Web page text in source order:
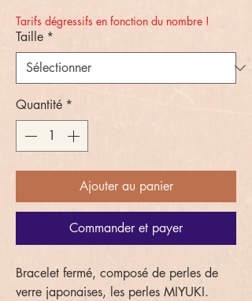
Tarifs dégressifs en fonction du nombre !
Taille *
Quantité *
Ajouter au panier
Commander et payer
Bracelet fermé, composé de perles de
verre japonaises, les perles MIYUKI.